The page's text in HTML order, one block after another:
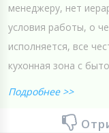
менеджеру, нет
условия работы, о
исполняется, все
кухонная зона с
Подробнее >>